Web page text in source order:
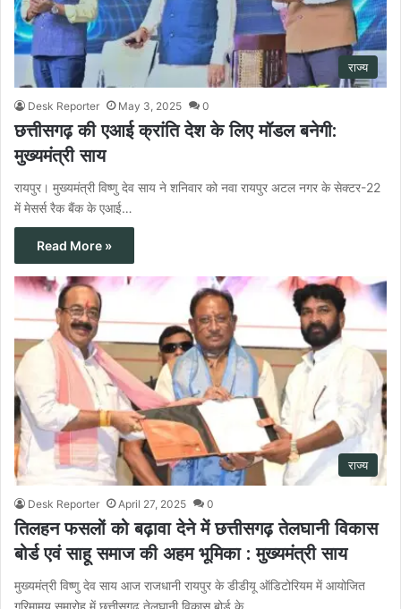
राज्य
Desk Reporter May 3, 2025 0
छत्तीसगढ़ की एआई क्रांति देश के लिए मॉडल बनेगी:
मुख्यमंत्री साय
रायपुर। मुख्यमंत्री विष्णु देव साय ने शनिवार को नवा रायपुर अटल नगर के सेक्टर-22
में मेसर्स रैक बैंक के एआई…
Read More »
राज्य
Desk Reporter April 27, 2025 0
तिलहन फसलों को बढ़ावा देने में छत्तीसगढ़ तेलघानी विकास
बोर्ड एवं साहू समाज की अहम भूमिका : मुख्यमंत्री साय
मुख्यमंत्री विष्णु देव साय आज राजधानी रायपुर के डीडीयू ऑडिटोरियम में आयोजित